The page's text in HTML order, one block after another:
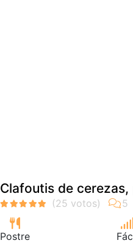
Clafoutis de
Postre